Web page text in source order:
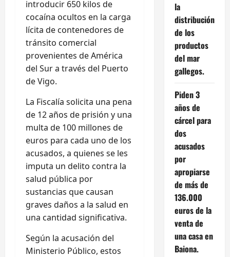
introducir 650 kilos de
cocaína ocultos en la carga
lícita de contenedores de
tránsito comercial
provenientes de América
del Sur a través del Puerto
de Vigo.
La Fiscalía solicita una pena
de 12 años de prisión y una
multa de 100 millones de
euros para cada uno de los
acusados, a quienes se les
imputa un delito contra la
salud pública por
sustancias que causan
graves daños a la salud en
una cantidad significativa.
Según la acusación del
Ministerio Público, estos
la
distribución
de los
productos
del mar
gallegos.
Piden 3
años de
cárcel para
dos
acusados
por
apropiarse
de más de
136.000
euros de la
venta de
una casa en
Baiona.